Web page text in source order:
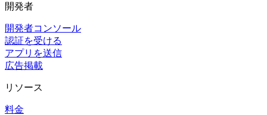
開発者
開発者コンソール
認証を受ける
アプリを送信
広告掲載
リソース
料金